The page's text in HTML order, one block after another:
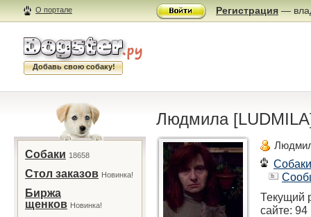
О портале Регистрация —
Добавь свою собаку!
Собаки 18658
Стол заказов Новинка!
Биржа
щенков Новинка!
Людмила
Собаки
Текущий
сайте: 94